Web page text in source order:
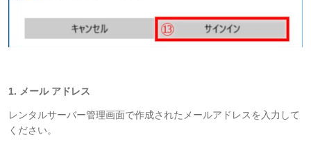
1. メール アドレス
レンタルサーバー管理画面で作成されたメールアドレスを入力して
ください。